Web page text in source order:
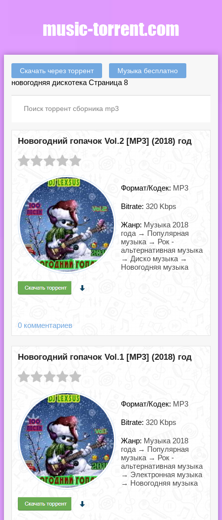
Скачать через торрент Музыка бесплатно
новогодняя дискотека Страница 8
Новогодний гопачок Vol.2 [MP3] (2018) год
Формат/Кодек: MP3
Bitrate: 320 Kbps
Жанр: Музыка 2018
года → Популярная
музыка → Рок -
альтернативная музыка
→ Диско музыка →
Новогодняя музыка
0 комментариев
Новогодний гопачок Vol.1 [MP3] (2018) год
Формат/Кодек: MP3
Bitrate: 320 Kbps
Жанр: Музыка 2018
года → Популярная
музыка → Рок -
альтернативная музыка
→ Электронная музыка
→ Новогодняя музыка